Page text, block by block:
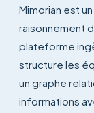
Mimorian est
raisonnement
plateforme
structure les
un graphe
informations